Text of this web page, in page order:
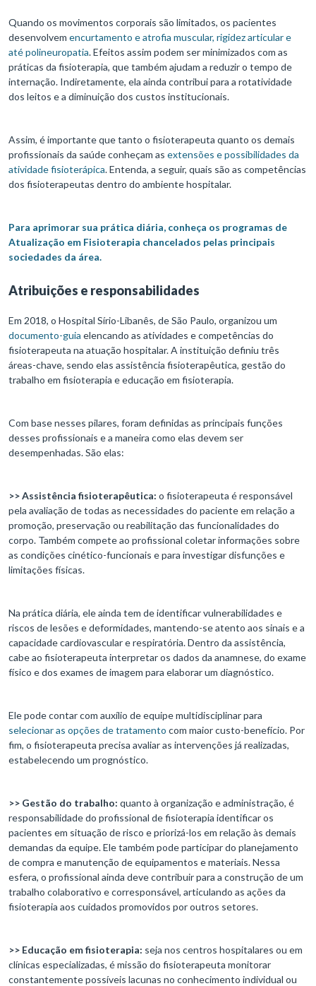
Quando os movimentos corporais são limitados, os pacientes
desenvolvem encurtamento e atrofia muscular, rigidez articular e
até polineuropatia. Efeitos assim podem ser minimizados com as
práticas da fisioterapia, que também ajudam a reduzir o tempo de
internação. Indiretamente, ela ainda contribui para a rotatividade
dos leitos e a diminuição dos custos institucionais.
Assim, é importante que tanto o fisioterapeuta quanto os demais
profissionais da saúde conheçam as extensões e possibilidades da
atividade fisioterápica. Entenda, a seguir, quais são as competências
dos fisioterapeutas dentro do ambiente hospitalar.
Para aprimorar sua prática diária, conheça os programas de
Atualização em Fisioterapia chancelados pelas principais
sociedades da área.
Atribuições e responsabilidades
Em 2018, o Hospital Sírio-Libanês, de São Paulo, organizou um
documento-guia elencando as atividades e competências do
fisioterapeuta na atuação hospitalar. A instituição definiu três
áreas-chave, sendo elas assistência fisioterapêutica, gestão do
trabalho em fisioterapia e educação em fisioterapia.
Com base nesses pilares, foram definidas as principais funções
desses profissionais e a maneira como elas devem ser
desempenhadas. São elas:
>> Assistência fisioterapêutica: o fisioterapeuta é responsável
pela avaliação de todas as necessidades do paciente em relação a
promoção, preservação ou reabilitação das funcionalidades do
corpo. Também compete ao profissional coletar informações sobre
as condições cinético-funcionais e para investigar disfunções e
limitações físicas.
Na prática diária, ele ainda tem de identificar vulnerabilidades e
riscos de lesões e deformidades, mantendo-se atento aos sinais e a
capacidade cardiovascular e respiratória. Dentro da assistência,
cabe ao fisioterapeuta interpretar os dados da anamnese, do exame
físico e dos exames de imagem para elaborar um diagnóstico.
Ele pode contar com auxílio de equipe multidisciplinar para
selecionar as opções de tratamento com maior custo-benefício. Por
fim, o fisioterapeuta precisa avaliar as intervenções já realizadas,
estabelecendo um prognóstico.
>> Gestão do trabalho: quanto à organização e administração, é
responsabilidade do profissional de fisioterapia identificar os
pacientes em situação de risco e priorizá-los em relação às demais
demandas da equipe. Ele também pode participar do planejamento
de compra e manutenção de equipamentos e materiais. Nessa
esfera, o profissional ainda deve contribuir para a construção de um
trabalho colaborativo e corresponsável, articulando as ações da
fisioterapia aos cuidados promovidos por outros setores.
>> Educação em fisioterapia: seja nos centros hospitalares ou em
clínicas especializadas, é missão do fisioterapeuta monitorar
constantemente possíveis lacunas no conhecimento individual ou